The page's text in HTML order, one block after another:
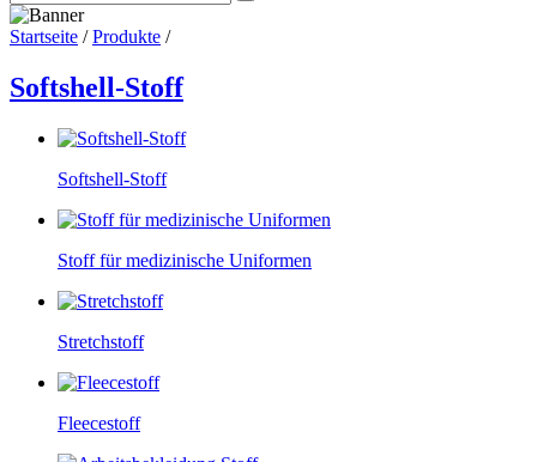
Startseite /Produkte /
Softshell-Stoff
Softshell-Stoff
Stoff für medizinische Uniformen
Stretchstoff
Fleecestoff